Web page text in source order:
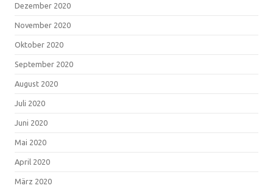
Dezember 2020
November 2020
Oktober 2020
September 2020
August 2020
Juli 2020
Juni 2020
Mai 2020
April 2020
März 2020